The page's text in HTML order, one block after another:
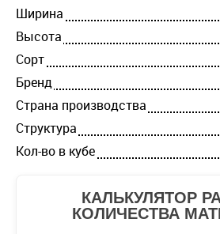
Ширина
Высота
Cорт
Бренд
Страна производства
Структура
Кол-во в кубе
КАЛЬКУЛЯТОР
КОЛИЧЕСТВА